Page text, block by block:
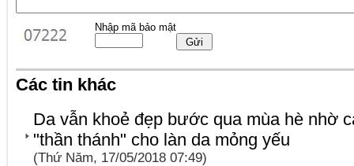
Nhập mã bảo mật
Các tin khác
Da vẫn khoẻ đẹp bước qua mùa hè nhờ
"thần thánh" cho làn da mỏng yếu
(Thứ Năm, 17/05/2018 07:49)